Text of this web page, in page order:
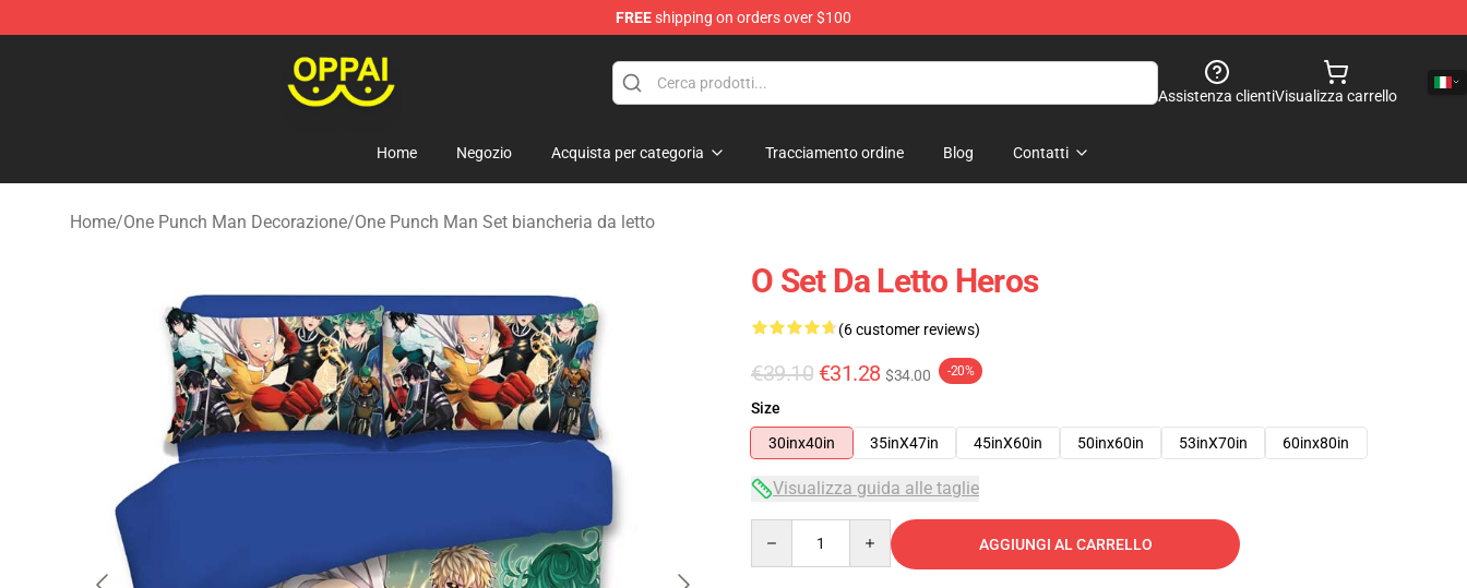
FREEshipping on orders over $100
Assistenza clientiVisualizza carrello
Home Negozio Acquista per categoria Tracciamento ordine Blog Contatti
Home/One Punch Man Decorazione/One Punch Man Set biancheria da letto
O Set Da Letto Heros
(6 customer reviews)
€39.10 €31.28 $34.00 -20%
Size
30inx40in
35inX47in 45inX60in 50inx60in 53inX70in 60inx80in
Visualizza guida alle taglie
AGGIUNGI AL CARRELLO